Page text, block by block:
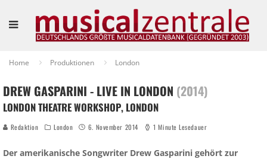
Home Produktionen London
DREW GASPARINI - LIVE IN LONDON (2014)
LONDON THEATRE WORKSHOP, LONDON
Redaktion London 6. November 2014 1 Minute Lesedauer
Der amerikanische Songwriter Drew Gasparini gehört zur